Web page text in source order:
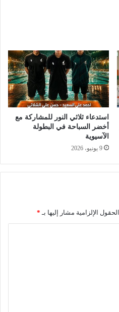
استدعاء ثلاثي النور للمشاركة مع
أخضر السباحة في البطولة
الآسيوية
9 يونيو، 2026
الحقول الإلزامية مشار إليها بـ *